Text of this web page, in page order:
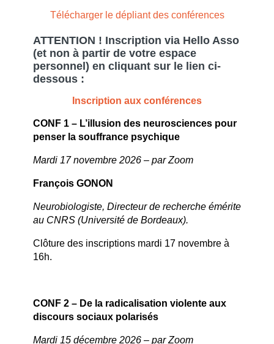
Télécharger le dépliant des conférences
ATTENTION ! Inscription via Hello Asso
(et non à partir de votre espace
personnel) en cliquant sur le lien ci-
dessous :
Inscription aux conférences
CONF 1 – L’illusion des neurosciences pour
penser la souffrance psychique
Mardi 17 novembre 2026 – par Zoom
François GONON
Neurobiologiste, Directeur de recherche émérite
au CNRS (Université de Bordeaux).
Clôture des inscriptions mardi 17 novembre à
16h.
CONF 2 – De la radicalisation violente aux
discours sociaux polarisés
Mardi 15 décembre 2026 – par Zoom